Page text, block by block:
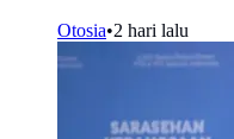
Otosia•2 hari lalu